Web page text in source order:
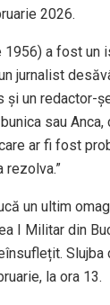
2026.
1956) a fost un
jurnalist
un redactor-
sau Anca,
ar fi fost
rezolva.”
un ultim
I Militar din
Slujba
la ora 13.